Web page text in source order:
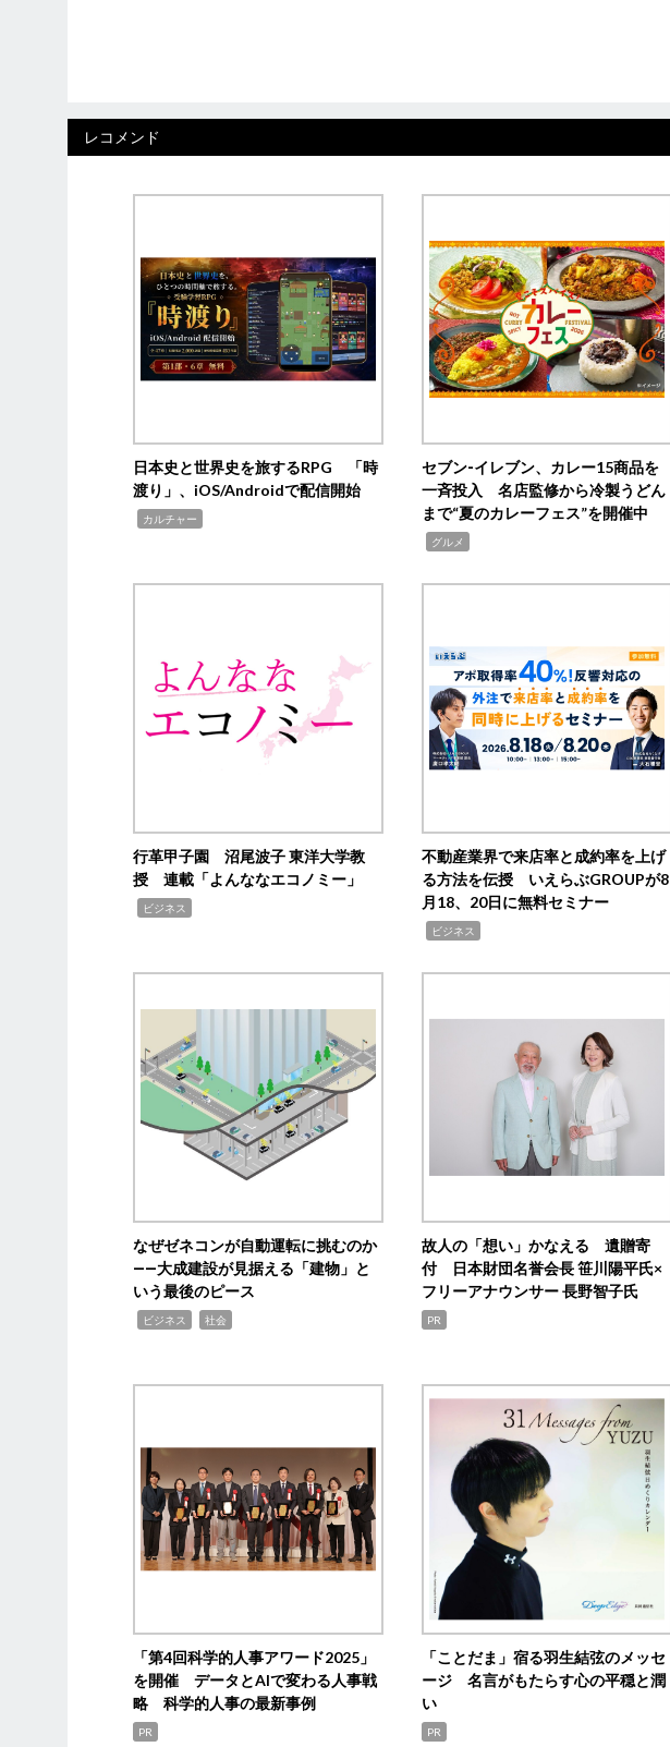
レコメンド
日本史と世界史を旅するRPG 「時
渡り」、iOS/Androidで配信開始
カルチャー
セブン‐イレブン、カレー15商品を
一斉投入 名店監修から冷製うどん
まで“夏のカレーフェス”を開催中
グルメ
行革甲子園 沼尾波子 東洋大学教
授 連載「よんななエコノミー」
ビジネス
不動産業界で来店率と成約率を上げ
る方法を伝授 いえらぶGROUPが8
月18、20日に無料セミナー
ビジネス
なぜゼネコンが自動運転に挑むのか
――大成建設が見据える「建物」と
いう最後のピース
ビジネス 社会
故人の「想い」かなえる 遺贈寄
付 日本財団名誉会長 笹川陽平氏×
フリーアナウンサー 長野智子氏
PR
「第4回科学的人事アワード2025」
を開催 データとAIで変わる人事戦
略 科学的人事の最新事例
PR
「ことだま」宿る羽生結弦のメッセ
ージ 名言がもたらす心の平穏と潤
い
PR